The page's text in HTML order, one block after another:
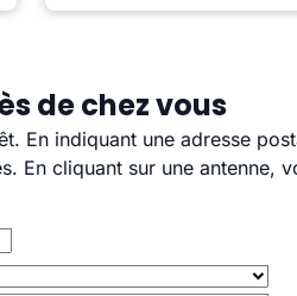
de chez vous
En indiquant une adresse
En cliquant sur une